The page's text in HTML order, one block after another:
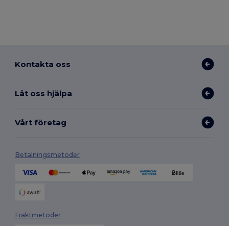
Kontakta oss
Låt oss hjälpa
Vårt företag
Betalningsmetoder
Fraktmetoder